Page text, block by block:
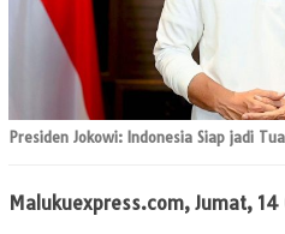
Presiden Jokowi: Indonesia Siap jadi
Malukuexpress.com, Jumat, 14